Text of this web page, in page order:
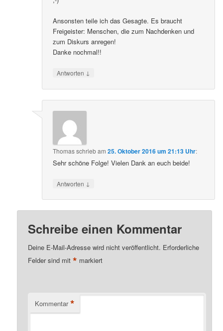
Ansonsten teile ich das Gesagte. Es braucht
Freigeister: Menschen, die zum Nachdenken und
zum Diskurs anregen!
Danke nochmal!!
Antworten ↓
Thomasschriebam25. Oktober 2016 um 21:13 Uhr:
Sehr schöne Folge! Vielen Dank an euch beide!
Antworten ↓
Schreibe einen Kommentar
Deine E-Mail-Adresse wird nicht veröffentlicht. Erforderliche
Felder sind mit* markiert
Kommentar *